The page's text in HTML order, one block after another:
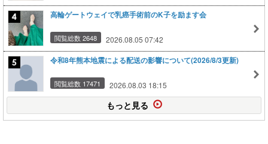
高輪ゲートウェイで乳癌手術前のK子を励ます会
閲覧総数 2648 2026.08.05 07:42
令和8年熊本地震による配送の影響について(2026/8/3更新)
閲覧総数 17471 2026.08.03 18:15
もっと見る